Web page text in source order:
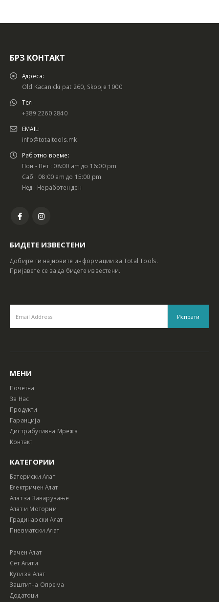
Батериски сет
Батериски сет Ротирачки Чекан и Бормашина 20V
БРЗ КОНТАКТ
Адреса:
Old Kacanicki pat 260, Skopje 1000
Тел:
+389 2260 2840
EMAIL:
info@totaltools.mk
Работно време:
Пон - Пет : 08:00 am до 16:00 pm
Саб : 08:00 am до 15:00 pm
Нед : Неработен ден
БИДЕТЕ ИЗВЕСТЕНИ
Добијте ги најновите информации за Total Tools.
Пријавете се за да бидете известени.
МЕНИ
Почетна
За Нас
Продукти
Гаранција
Дистрибутивна Мрежа
Контакт
КАТЕГОРИИ
Батериски Алат
Електричен Алат
Алат за Заварување
Алат и Моторни
Градинарски Алат
Пневматски Алат
Рачен Алат
Сет Алати
Кути за Алат
Заштитна Опрема
Додатоци